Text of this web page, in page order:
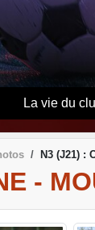
La vie du
N3 (J21) :
-